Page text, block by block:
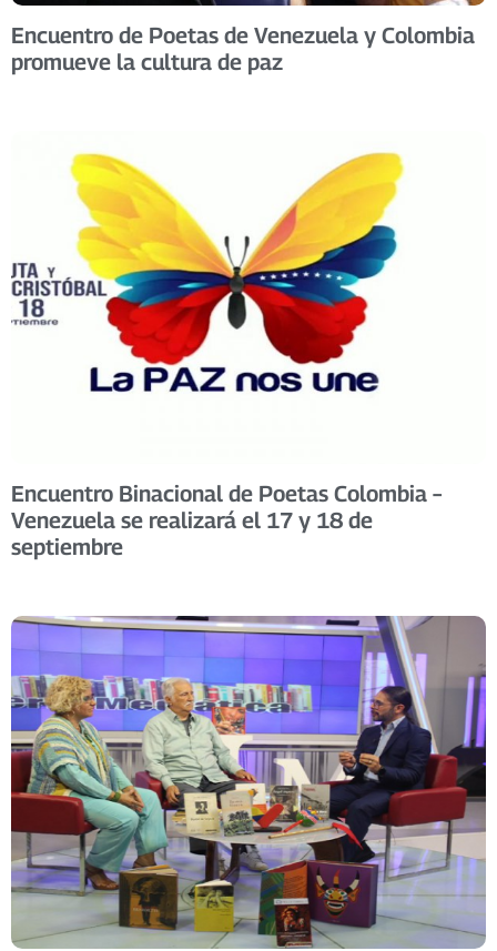
Encuentro de Poetas de Venezuela y Colombia
promueve la cultura de paz
Encuentro Binacional de Poetas Colombia –
Venezuela se realizará el 17 y 18 de
septiembre